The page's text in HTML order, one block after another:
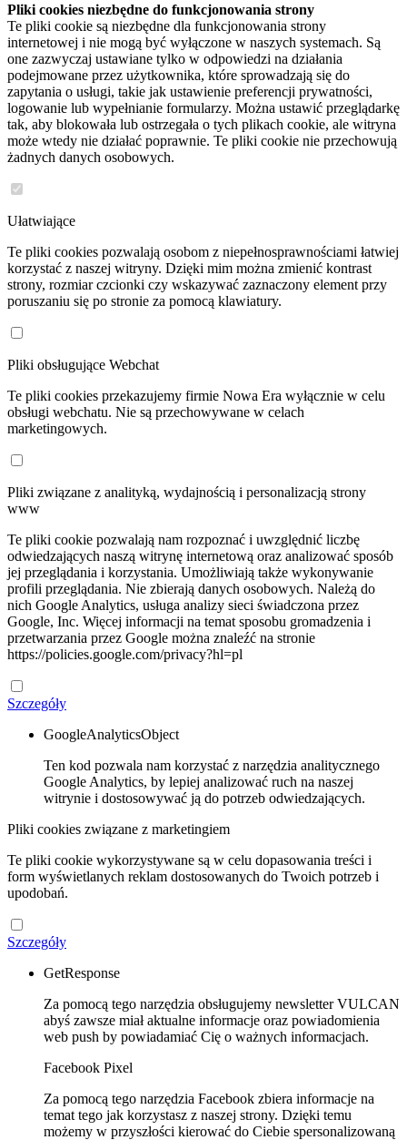
Pliki cookies niezbędne do funkcjonowania strony
Te pliki cookie są niezbędne dla funkcjonowania strony
internetowej i nie mogą być wyłączone w naszych systemach. Są
one zazwyczaj ustawiane tylko w odpowiedzi na działania
podejmowane przez użytkownika, które sprowadzają się do
zapytania o usługi, takie jak ustawienie preferencji prywatności,
logowanie lub wypełnianie formularzy. Można ustawić przeglądarkę
tak, aby blokowała lub ostrzegała o tych plikach cookie, ale witryna
może wtedy nie działać poprawnie. Te pliki cookie nie przechowują
żadnych danych osobowych.
Ułatwiające
Te pliki cookies pozwalają osobom z niepełnosprawnościami łatwiej
korzystać z naszej witryny. Dzięki mim można zmienić kontrast
strony, rozmiar czcionki czy wskazywać zaznaczony element przy
poruszaniu się po stronie za pomocą klawiatury.
Pliki obsługujące Webchat
Te pliki cookies przekazujemy firmie Nowa Era wyłącznie w celu
obsługi webchatu. Nie są przechowywane w celach
marketingowych.
Pliki związane z analityką, wydajnością i personalizacją strony
www
Te pliki cookie pozwalają nam rozpoznać i uwzględnić liczbę
odwiedzających naszą witrynę internetową oraz analizować sposób
jej przeglądania i korzystania. Umożliwiają także wykonywanie
profili przeglądania. Nie zbierają danych osobowych. Należą do
nich Google Analytics, usługa analizy sieci świadczona przez
Google, Inc. Więcej informacji na temat sposobu gromadzenia i
przetwarzania przez Google można znaleźć na stronie
https://policies.google.com/privacy?hl=pl
Szczegóły
GoogleAnalyticsObject
Ten kod pozwala nam korzystać z narzędzia analitycznego
Google Analytics, by lepiej analizować ruch na naszej
witrynie i dostosowywać ją do potrzeb odwiedzających.
Pliki cookies związane z marketingiem
Te pliki cookie wykorzystywane są w celu dopasowania treści i
form wyświetlanych reklam dostosowanych do Twoich potrzeb i
upodobań.
Szczegóły
GetResponse
Za pomocą tego narzędzia obsługujemy newsletter VULCAN
abyś zawsze miał aktualne informacje oraz powiadomienia
web push by powiadamiać Cię o ważnych informacjach.
Facebook Pixel
Za pomocą tego narzędzia Facebook zbiera informacje na
temat tego jak korzystasz z naszej strony. Dzięki temu
możemy w przyszłości kierować do Ciebie spersonalizowaną